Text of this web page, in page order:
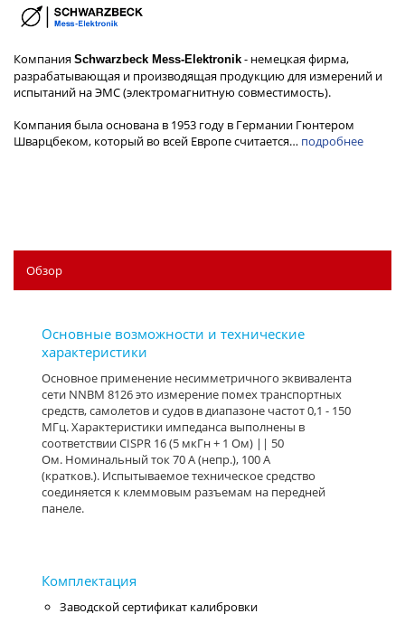
Компания Schwarzbeck Mess-Elektronik - немецкая фирма,
разрабатывающая и производящая продукцию для измерений и
испытаний на ЭМС (электромагнитную совместимость).
Компания была основана в 1953 году в Германии Гюнтером
Шварцбеком, который во всей Европе считается… подробнее
Обзор
Основное применение несимметричного эквивалента
сети NNBM 8126 это измерение помех транспортных
средств, самолетов и судов в диапазоне частот 0,1 - 150
МГц. Характеристики импеданса выполнены в
соответствии CISPR 16 (5 мкГн + 1 Ом) || 50
Ом. Номинальный ток 70 А (непр.), 100 A
(кратков.). Испытываемое техническое средство
соединяется к клеммовым разъемам на передней
панеле.
Заводской сертификат калибровки